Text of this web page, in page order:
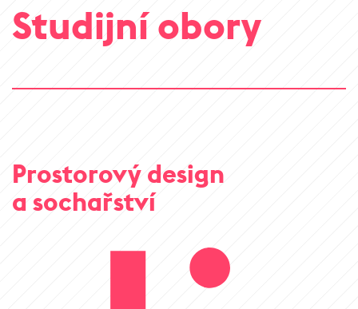
Studijní obory
Prostorový design
a sochařství